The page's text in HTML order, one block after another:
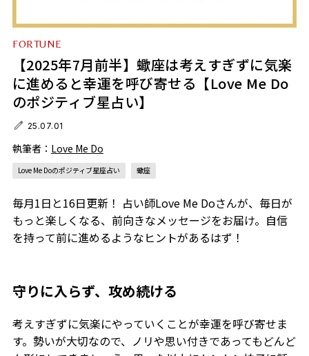
FORTUNE
【2025年7月前半】蠍座は考えすぎずに気楽
に進めると幸運を呼び寄せる【Love Me Do
のポジティブ星占い】
25.07.01
執筆者： Love Me Do
Love Me Doのポジティブ星座占い 蠍座
毎月1日と16日更新！ 占い師Love Me Doさんが、毎日が
もっと楽しくなる、前向きなメッセージをお届け。自信
を持って前に進めるようなヒントがあるはず！
守りに入らず、攻め続ける
考えすぎずに気楽にやっていくことが幸運を呼び寄せま
す。勢いが大切なので、ノリや思い付きであってもどんど